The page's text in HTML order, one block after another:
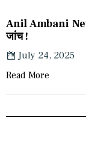
Anil Ambani
जांच !
July 24, 2025
Read More